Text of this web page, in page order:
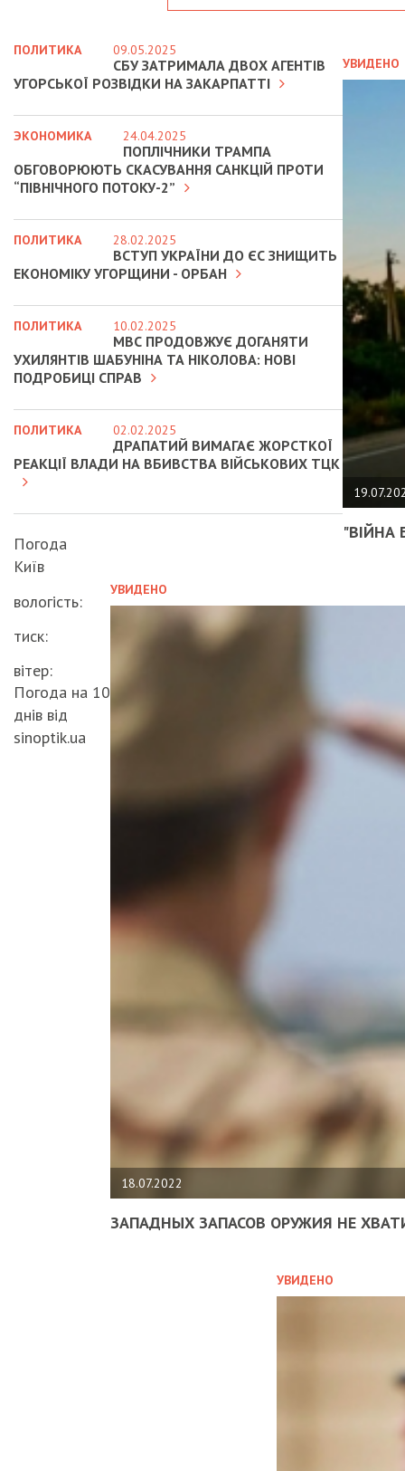
УВИДЕНО
"ВІЙНА
УВИДЕНО
18.07.2022
ЗАПАДНЫХ ЗАПАСОВ ОРУЖИЯ НЕ
УВИДЕНО
ПОЛИТИКА 09.05.2025
СБУ ЗАТРИМАЛА ДВОХ АГЕНТІВ
УГОРСЬКОЇ РОЗВІДКИ НА ЗАКАРПАТТІ
ЭКОНОМИКА 24.04.2025
ПОПЛІЧНИКИ ТРАМПА
ОБГОВОРЮЮТЬ СКАСУВАННЯ САНКЦІЙ ПРОТИ
“ПІВНІЧНОГО ПОТОКУ-2”
ПОЛИТИКА 28.02.2025
ВСТУП УКРАЇНИ ДО ЄС ЗНИЩИТЬ
ЕКОНОМІКУ УГОРЩИНИ - ОРБАН
ПОЛИТИКА 10.02.2025
МВС ПРОДОВЖУЄ ДОГАНЯТИ
УХИЛЯНТІВ ШАБУНІНА ТА НІКОЛОВА: НОВІ
ПОДРОБИЦІ СПРАВ
ПОЛИТИКА 02.02.2025
ДРАПАТИЙ ВИМАГАЄ ЖОРСТКОЇ
РЕАКЦІЇ ВЛАДИ НА ВБИВСТВА ВІЙСЬКОВИХ ТЦК
Погода
Київ
вологість:
тиск:
вітер:
Погода на 10
днів від
sinoptik.ua